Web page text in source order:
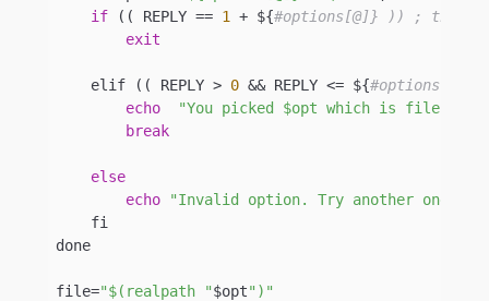
if (( REPLY == 1 + ${#options[@]} )) ; then
exit
    elif (( REPLY >
0 && REPLY <= ${
echo
"You picked $opt which is file
break
else
echo
"Invalid option. Try another one."
    fi
done
file="$(realpath "$opt")"